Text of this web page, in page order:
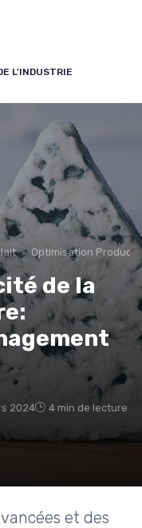
L'INDUSTRIE
Optimisation
de la
2024 4 min de lecture
et des